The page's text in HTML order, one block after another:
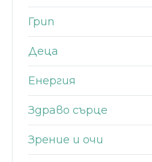
Грип
Деца
Енергия
Здраво сърце
Зрение и очи